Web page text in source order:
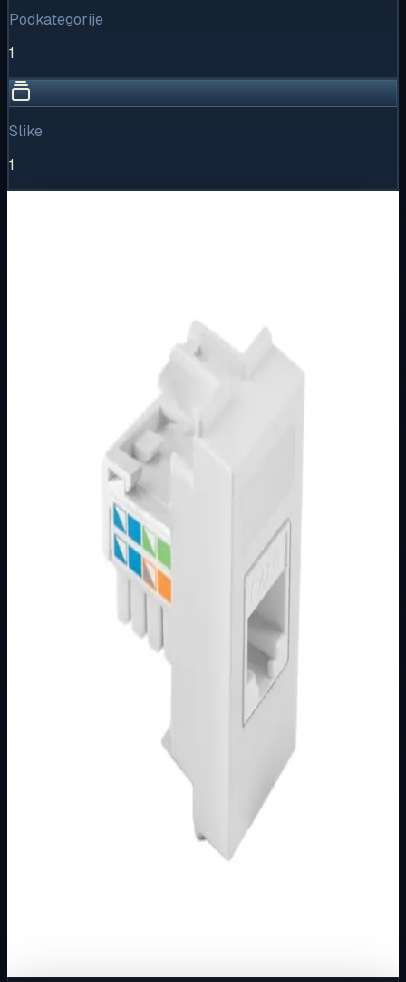
Podkategorije
1
Slike
1
Osnovne informacije
Metalka Majur
MODULARNI PROGRAM- KOMBO
BIJELI
Prezentacijski prikaz bez cijena, košarice, zaliha i
Kratak pregled
Broj artikla: 21.01.077 Ugradnja: Ugradnja u zid u nosače
modula 1M, 2M, 3M, 4M ili 7M Stupanj zaštite: IP20
Dostupno za kupnju u internetskoj trgovini Živić-
Ovaj proizvod možete kupiti u našoj internetskoj trgovini.